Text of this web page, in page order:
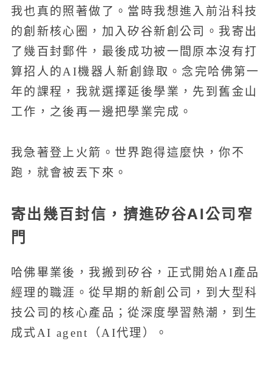
我也真的照著做了。當時我想進入前沿科技
的創新核心圈，加入矽谷新創公司。我寄出
了幾百封郵件，最後成功被一間原本沒有打
算招人的AI機器人新創錄取。念完哈佛第一
年的課程，我就選擇延後學業，先到舊金山
工作，之後再一邊把學業完成。
我急著登上火箭。世界跑得這麼快，你不
跑，就會被丟下來。
寄出幾百封信，擠進矽谷AI公司窄
門
哈佛畢業後，我搬到矽谷，正式開始AI產品
經理的職涯。從早期的新創公司，到大型科
技公司的核心產品；從深度學習熱潮，到生
成式AI agent（AI代理）。